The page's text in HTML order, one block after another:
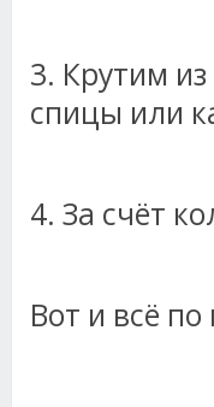
3. Крутим
спицы или
4. За счёт
Вот и всё